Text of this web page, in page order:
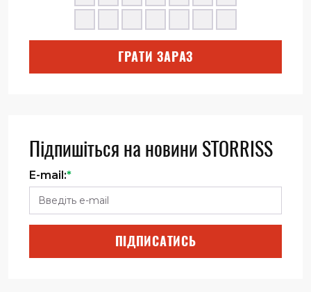
ГРАТИ ЗАРАЗ
Підпишіться на новини STORRISS
E-mail:*
ПІДПИСАТИСЬ